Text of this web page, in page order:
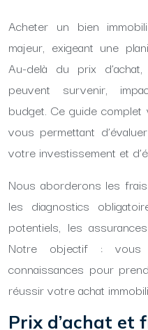
Acheter un bien
majeur, exigeant une
Au-delà du prix
peuvent survenir,
budget. Ce guide
vous permettant
votre investissement et
Nous aborderons les
les diagnostics
potentiels, les
Notre objectif :
connaissances pour
réussir votre achat
Prix d’achat et